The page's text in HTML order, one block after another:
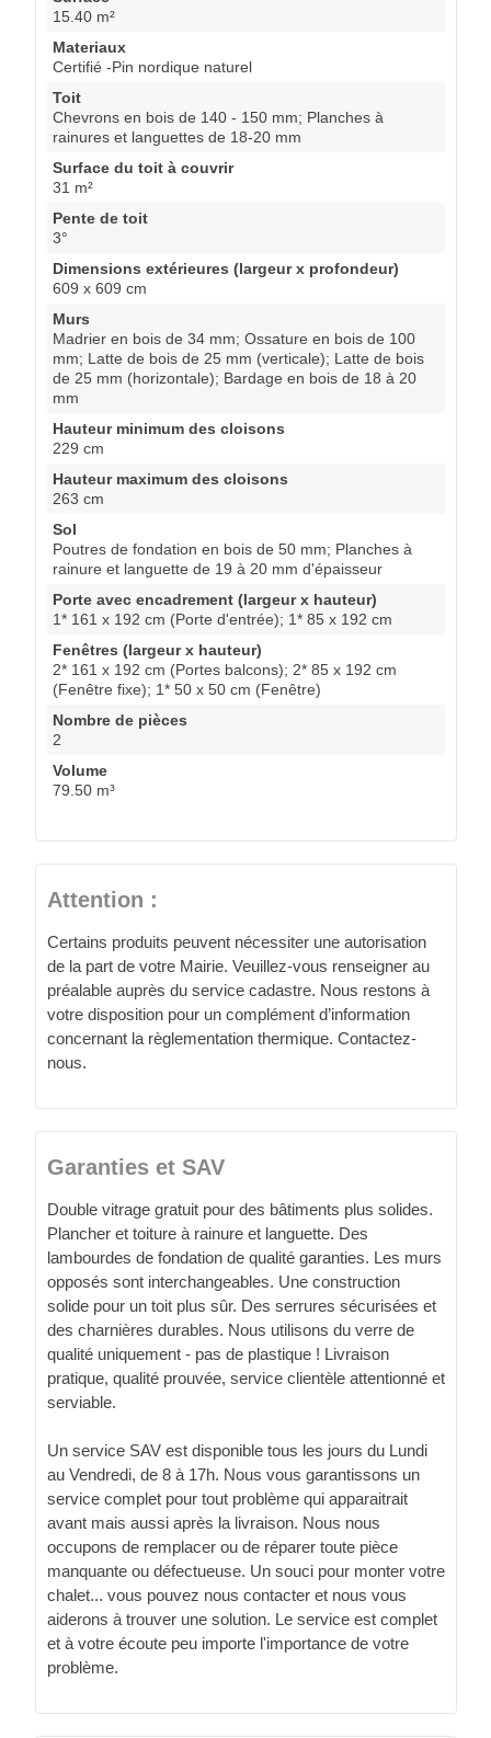
15.40 m²
Materiaux
Certifié -Pin nordique naturel
Toit
Chevrons en bois de 140 - 150 mm; Planches à
rainures et languettes de 18-20 mm
Surface du toit à couvrir
31 m²
Pente de toit
3°
Dimensions extérieures (largeur x profondeur)
609 x 609 cm
Murs
Madrier en bois de 34 mm; Ossature en bois de 100
mm; Latte de bois de 25 mm (verticale); Latte de bois
de 25 mm (horizontale); Bardage en bois de 18 à 20
mm
Hauteur minimum des cloisons
229 cm
Hauteur maximum des cloisons
263 cm
Sol
Poutres de fondation en bois de 50 mm; Planches à
rainure et languette de 19 à 20 mm d'épaisseur
Porte avec encadrement (largeur x hauteur)
1* 161 x 192 cm (Porte d'entrée); 1* 85 x 192 cm
Fenêtres (largeur x hauteur)
2* 161 x 192 cm (Portes balcons); 2* 85 x 192 cm
(Fenêtre fixe); 1* 50 x 50 cm (Fenêtre)
Nombre de pièces
2
Volume
79.50 m³
Attention :
Certains produits peuvent nécessiter une autorisation
de la part de votre Mairie. Veuillez-vous renseigner au
préalable auprès du service cadastre. Nous restons à
votre disposition pour un complément d’information
concernant la règlementation thermique. Contactez-
nous.
Garanties et SAV
Double vitrage gratuit pour des bâtiments plus solides.
Plancher et toiture à rainure et languette. Des
lambourdes de fondation de qualité garanties. Les murs
opposés sont interchangeables. Une construction
solide pour un toit plus sûr. Des serrures sécurisées et
des charnières durables. Nous utilisons du verre de
qualité uniquement - pas de plastique ! Livraison
pratique, qualité prouvée, service clientèle attentionné et
serviable.
Un service SAV est disponible tous les jours du Lundi
au Vendredi, de 8 à 17h. Nous vous garantissons un
service complet pour tout problème qui apparaitrait
avant mais aussi après la livraison. Nous nous
occupons de remplacer ou de réparer toute pièce
manquante ou défectueuse. Un souci pour monter votre
chalet... vous pouvez nous contacter et nous vous
aiderons à trouver une solution. Le service est complet
et à votre écoute peu importe l'importance de votre
problème.